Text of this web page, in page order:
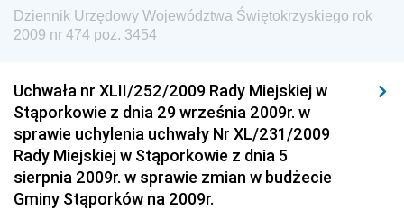
Dziennik Urzędowy Komendy Głównej Straży
Granicznej
Drogowego
Dziennik Urzędowy Narodowego Banku Polskiego
Dziennik Urzędowy Komendy Głównej Policji
Dziennik Urzędowy Ministra Pracy i Polityki
Społecznej
Dziennik Urzędowy Województwa Świętokrzyskiego rok
2009 nr 474 poz. 3454
Uchwała nr XLII/252/2009 Rady Miejskiej w
Stąporkowie z dnia 29 września 2009r. w
sprawie uchylenia uchwały Nr XL/231/2009
Rady Miejskiej w Stąporkowie z dnia 5
sierpnia 2009r. w sprawie zmian w budżecie
Gminy Stąporków na 2009r.